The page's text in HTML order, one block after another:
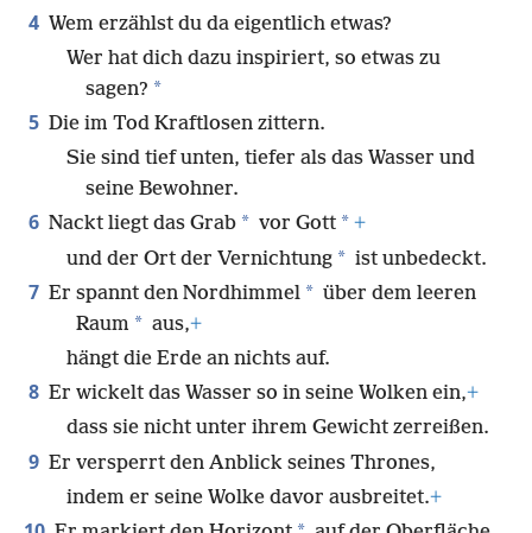
4 Wem erzählst du da eigentlich etwas?
Wer hat dich dazu inspiriert, so etwas zu
sagen? *
5 Die im Tod Kraftlosen zittern.
Sie sind tief unten, tiefer als das Wasser und
seine Bewohner.
6 Nackt liegt das Grab * vor Gott * +
und der Ort der Vernichtung * ist unbedeckt.
7 Er spannt den Nordhimmel * über dem leeren
Raum * aus,+
hängt die Erde an nichts auf.
8 Er wickelt das Wasser so in seine Wolken ein,+
dass sie nicht unter ihrem Gewicht zerreißen.
9 Er versperrt den Anblick seines Thrones,
indem er seine Wolke davor ausbreitet.+